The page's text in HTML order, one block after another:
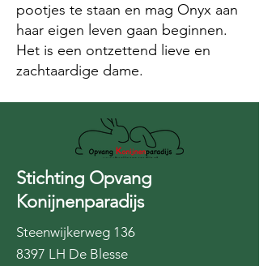
pootjes te staan en mag Onyx aan
haar eigen leven gaan beginnen.
Het is een ontzettend lieve en
zachtaardige dame.
Stichting Opvang
Konijnenparadijs
Steenwijkerweg 136
8397 LH De Blesse